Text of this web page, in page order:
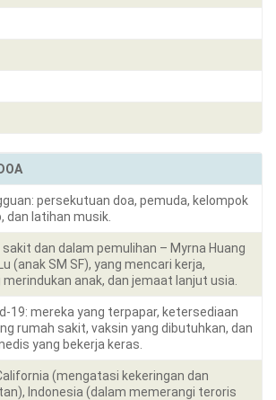
persekutuan doa, pemuda, kelompok
dan latihan musik.
dan dalam pemulihan – Myrna Huang
(anak SM SF), yang mencari kerja,
merindukan anak, dan jemaat lanjut usia.
19: mereka yang terpapar, ketersediaan
rumah sakit, vaksin yang dibutuhkan, dan
yang bekerja keras.
(mengatasi kekeringan dan
Indonesia (dalam memerangi teroris